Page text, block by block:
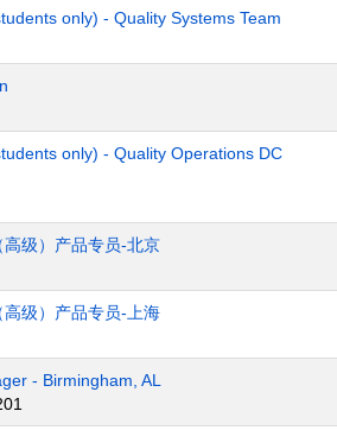
only) - Quality Systems Team
only) - Quality Operations DC
级）产品专员-北京
级）产品专员-上海
- Birmingham, AL